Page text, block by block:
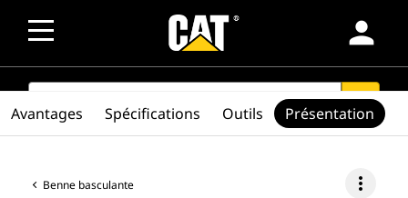
person
SEARCH search
Benne basculante more_vert
Avantages Spécifications Outils Présentation